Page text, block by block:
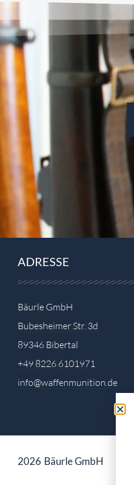
ADRESSE
Bäurle GmbH
Bubesheimer Str. 3d
89346 Bibertal
+49 8226 6101971
info@waffenmunition.de
2026 Bäurle GmbH